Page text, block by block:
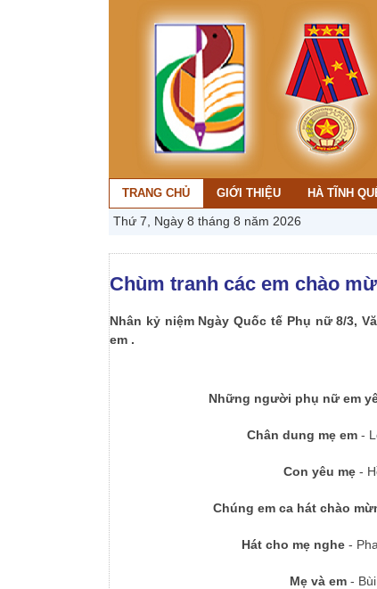
TRANG CHỦ GIỚI THIỆU HÀ TĨNH
Thứ 7, Ngày 8 tháng 8 năm 2026
Chùm tranh các em chào
Nhân kỷ niệm Ngày Quốc tế Phụ nữ 8/3,
em .
Những người phụ nữ em
Chân dung mẹ em -
Con yêu mẹ -
Chúng em ca hát chào
Hát cho mẹ nghe-
Mẹ và em -